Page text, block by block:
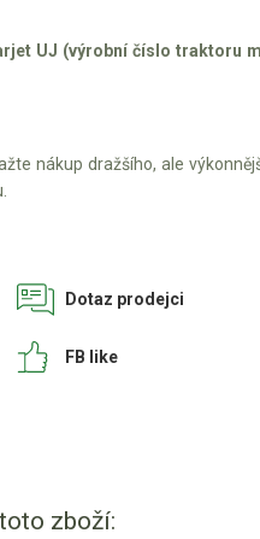
UJ (výrobní číslo traktoru
nákup dražšího, ale
Dotaz prodejci
FB like
zboží: